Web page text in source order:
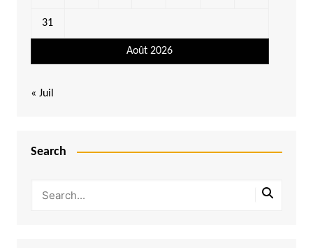
Août 2026
31
« Juil
Search